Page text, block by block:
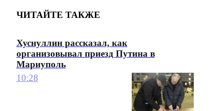
ЧИТАЙТЕ ТАКЖЕ
Хуснуллин рассказал, как
организовывал приезд Путина в
Мариуполь
10:28